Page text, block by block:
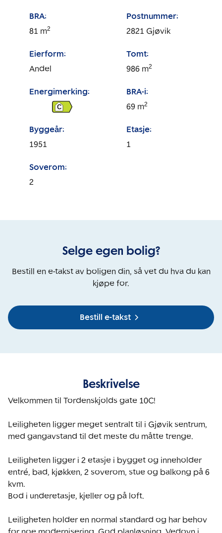
BRA:
81 m2
Postnummer:
2821 Gjøvik
Eierform:
Andel
Tomt:
986 m2
Energimerking:
C
BRA-i:
69 m2
Byggeår:
1951
Etasje:
1
Soverom:
2
Selge egen bolig?
Bestill en e-takst av boligen din, så vet du hva du kan
kjøpe for.
Bestill e-takst
Beskrivelse
Velkommen til Tordenskjolds gate 10C!
Leiligheten ligger meget sentralt til i Gjøvik sentrum,
med gangavstand til det meste du måtte trenge.
Leiligheten ligger i 2 etasje i bygget og inneholder
entré, bad, kjøkken, 2 soverom, stue og balkong på 6
kvm.
Bod i underetasje, kjeller og på loft.
Leiligheten holder en normal standard og har behov